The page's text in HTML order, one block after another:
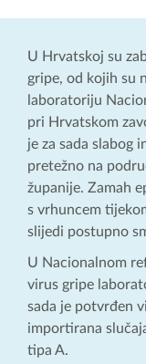
U Hrvatskoj su
gripe, od kojih su
laboratoriju
pri Hrvatskom
je za sada slabog
pretežno na
županije. Zamah
s vrhuncem
slijedi postupno
U Nacionalnom
virus gripe
sada je potvrđen
importirana
tipa A.